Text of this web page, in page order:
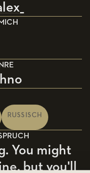
RUSSISCH
You might
but you'll